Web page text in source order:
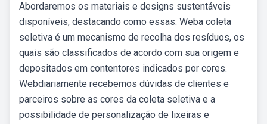
Abordaremos os materiais e designs sustentáveis
disponíveis, destacando como essas. Weba coleta
seletiva é um mecanismo de recolha dos resíduos, os
quais são classificados de acordo com sua origem e
depositados em contentores indicados por cores.
Webdiariamente recebemos dúvidas de clientes e
parceiros sobre as cores da coleta seletiva e a
possibilidade de personalização de lixeiras e